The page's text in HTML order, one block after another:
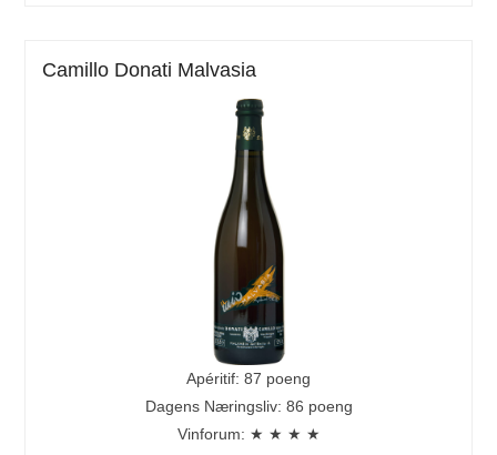
Camillo Donati Malvasia
Apéritif: 87 poeng
Dagens Næringsliv: 86 poeng
Vinforum: ★ ★ ★ ★